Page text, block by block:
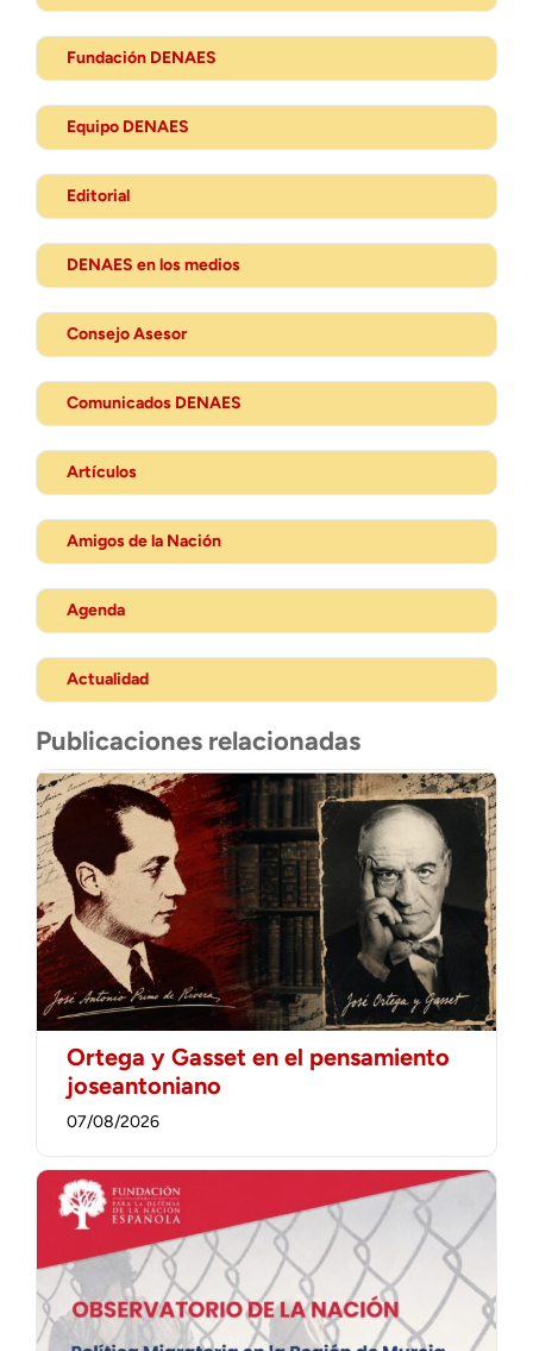
Fundación DENAES
Equipo DENAES
Editorial
DENAES en los medios
Consejo Asesor
Comunicados DENAES
Artículos
Amigos de la Nación
Agenda
Actualidad
Publicaciones relacionadas
Ortega y Gasset en el pensamiento
joseantoniano
07/08/2026